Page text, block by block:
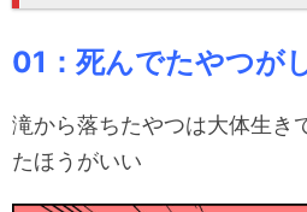
01：死んでたやつが
滝から落ちたやつは大体生き
たほうがいい